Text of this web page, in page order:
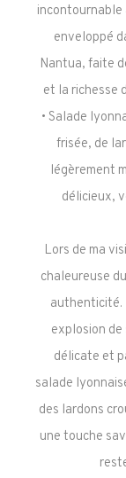
incontournable
enveloppé
Nantua, faite
et la richesse
• Salade
frisée, de
légèrement
délicieux,
Lors de ma
chaleureuse
authenticité.
explosion
délicate et
salade
des lardons
une touche